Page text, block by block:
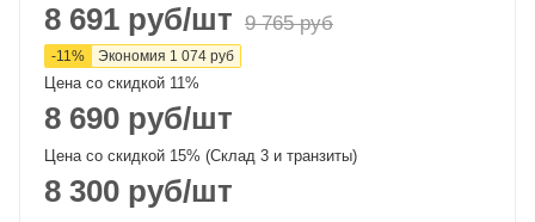
8 691 руб/шт 9 765руб
-11% Экономия 1 074 руб
Цена со скидкой 11%
8 690 руб/шт
Цена со скидкой 15% (Склад 3 и транзиты)
8 300 руб/шт